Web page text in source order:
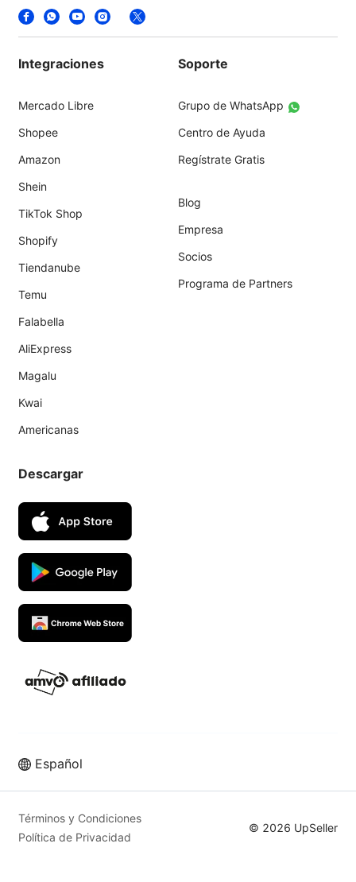
Vende más en los mejores
Integraciones
Mercado Libre
Shopee
Amazon
Shein
TikTok Shop
Shopify
Tiendanube
Temu
Falabella
AliExpress
Magalu
Kwai
Americanas
Soporte
Grupo de WhatsApp
Centro de Ayuda
Regístrate Gratis
Blog
Empresa
Socios
Programa de Partners
Descargar
Español
Términos y Condiciones
Política de Privacidad
© 2026 UpSeller